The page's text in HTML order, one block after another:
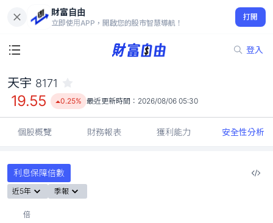
財富自由
立即使用APP，開啟您的股市智慧導航！
打開
登入
19.55
0.25%
天宇 8171
19.55 0.25% 最近更新時間： 2026/08/06 05:30
個股概覽 財務報表 獲利能力 安全性分析
利息保障倍數
近5年 季報